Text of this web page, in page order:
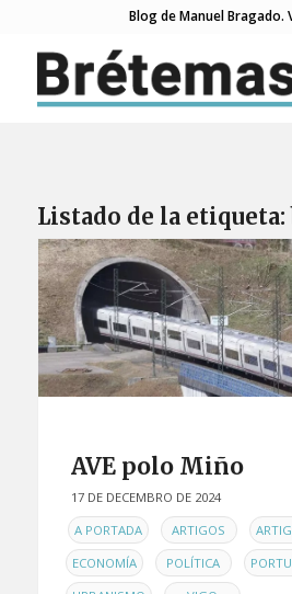
Blog de Manuel Bragado.
Listado de la etiqueta:
AVE polo Miño
17 DE DECEMBRO DE 2024
ENA PORTADA , ARTIGOS ,
ECONOMÍA , POLÍTICA ,